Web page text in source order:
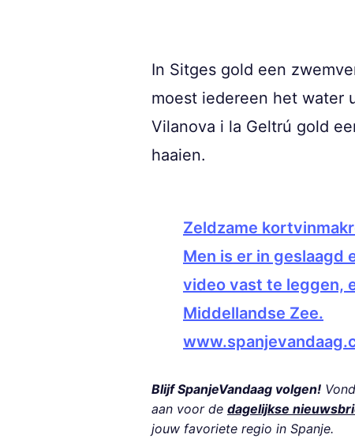
In Sitges gold een
moest iedereen het water
Vilanova i la Geltrú gold
haaien.
Zeldzame
Men is er in geslaagd
video vast te leggen,
Middellandse Zee.
Blijf SpanjeVandaag volgen!
aan voor de dagelijkse
jouw favoriete regio in Spanje.